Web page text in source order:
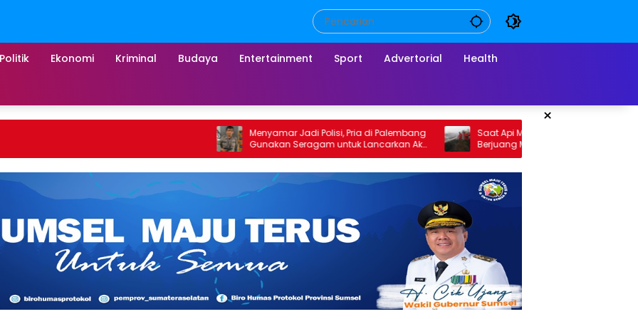
Politik Ekonomi Kriminal Budaya Entertainment Sport Advertorial Health
×
Menyamar Jadi Polisi, Pria di Palembang
Gunakan Seragam untuk Lancarkan Aksi
Pencurian
Saat Api Membesar, Petugas Karhutla Kini
Berjuang Mencari Air di Tengah Kemarau